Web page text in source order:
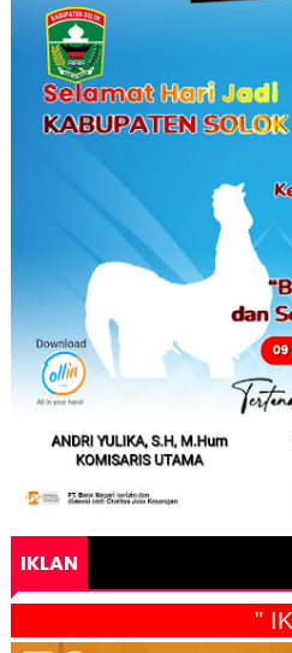
IKLAN